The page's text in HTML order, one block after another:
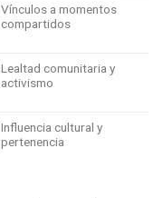
Vínculos a momentos
compartidos
Lealtad comunitaria y
activismo
Influencia cultural y
pertenencia